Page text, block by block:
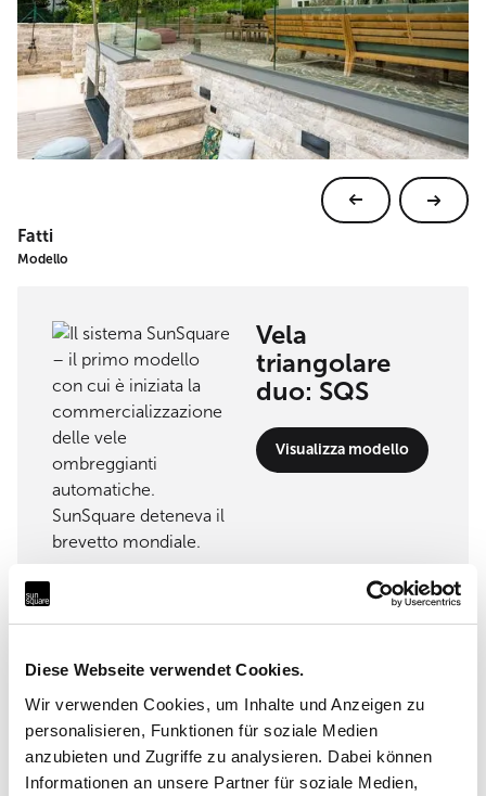
Diese Webseite verwendet Cookies.
Wir verwenden Cookies, um Inhalte und Anzeigen zu
personalisieren, Funktionen für soziale Medien
anzubieten und Zugriffe zu analysieren. Dabei können
Informationen an unsere Partner für soziale Medien,
Fatti
Modello
Vela
triangolare
duo: SQS
Visualizza modello
Partner di implementazione
Headquarter: SunSquare
Shading Solutions GmbH
Maderspergerstrasse 12 3430 Tulln